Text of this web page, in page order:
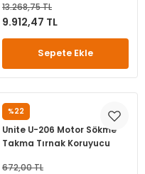
13.268,75 TL
9.912,47 TL
Sepete Ekle
%22
UNITE
Unite U-206 Motor Sökme
Takma Tırnak Koruyucu
672,00 TL